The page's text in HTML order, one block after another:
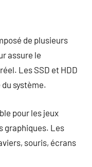
de plusieurs
assure le
Les SSD et HDD
système.
pour les jeux
graphiques. Les
souris, écrans